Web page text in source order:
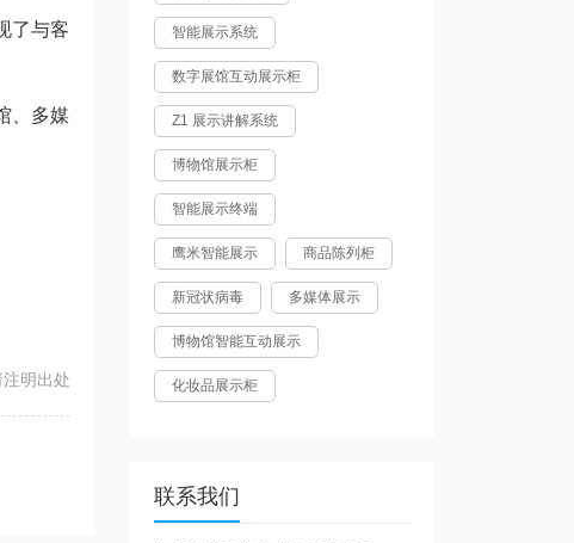
了与客
、多媒
明出处
智能展示系统
数字展馆互动展示柜
Z1 展示讲解系统
博物馆展示柜
智能展示终端
鹰米智能展示 商品陈列柜
新冠状病毒 多媒体展示
博物馆智能互动展示
化妆品展示柜
联系我们